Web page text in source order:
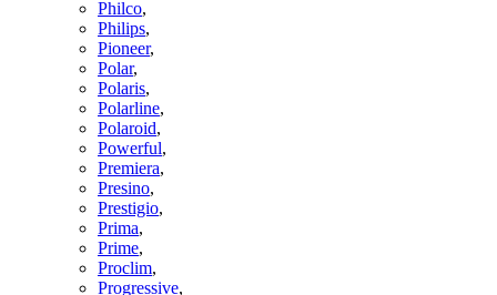
Philco,
Philips,
Pioneer,
Polar,
Polaris,
Polarline,
Polaroid,
Powerful,
Premiera,
Presino,
Prestigio,
Prima,
Prime,
Proclim,
Progressive,